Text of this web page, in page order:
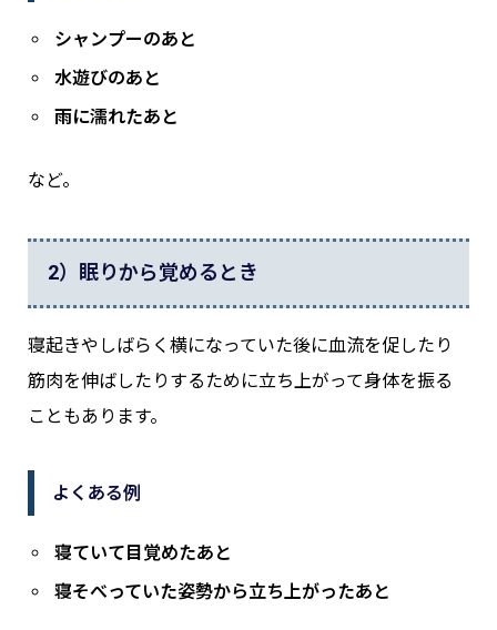
シャンプーのあと
水遊びのあと
雨に濡れたあと
など。
2）眠りから覚めるとき
寝起きやしばらく横になっていた後に血流を促したり
筋肉を伸ばしたりするために立ち上がって身体を振る
こともあります。
よくある例
寝ていて目覚めたあと
寝そべっていた姿勢から立ち上がったあと